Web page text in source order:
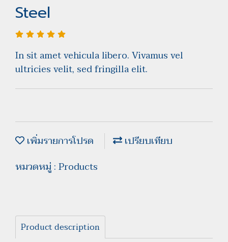
Steel
In sit amet vehicula libero. Vivamus vel
ultricies velit, sed fringilla elit.
เพิ่มรายการโปรด
เปรียบเทียบ
หมวดหมู่ :Products
Product description